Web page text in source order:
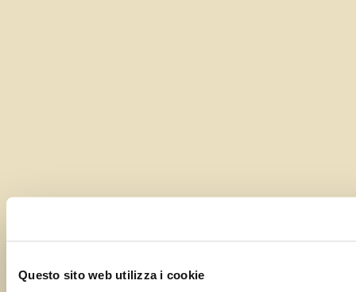
Questo sito web utilizza i cookie